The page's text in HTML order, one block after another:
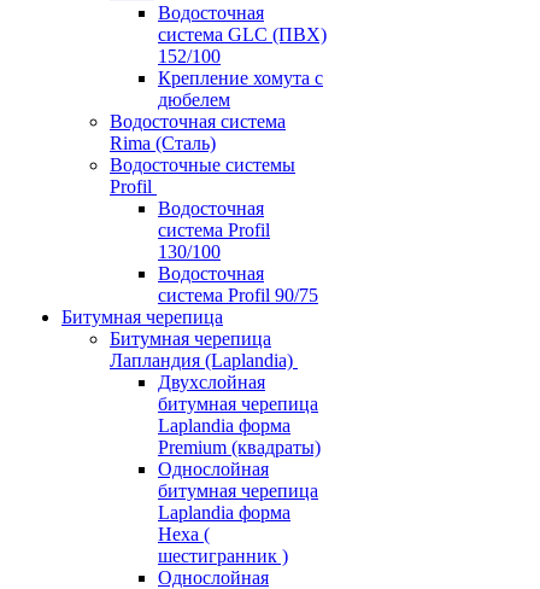
Водосточная
система GLC (ПВХ)
152/100
Крепление хомута с
дюбелем
Водосточная система
Rima (Сталь)
Водосточные системы
Profil
Водосточная
система Profil
130/100
Водосточная
система Profil 90/75
Битумная черепица
Битумная черепица
Лапландия (Laplandia)
Двухслойная
битумная черепица
Laplandia форма
Premium (квадраты)
Однослойная
битумная черепица
Laplandia форма
Hexa (
шестигранник )
Однослойная